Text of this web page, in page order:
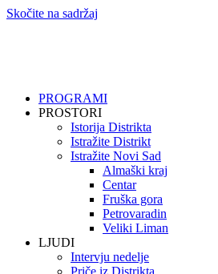
Skočite na sadržaj
PROGRAMI
PROSTORI
Istorija Distrikta
Istražite Distrikt
Istražite Novi Sad
Almaški kraj
Centar
Fruška gora
Petrovaradin
Veliki Liman
LJUDI
Intervju nedelje
Priče iz Distrikta